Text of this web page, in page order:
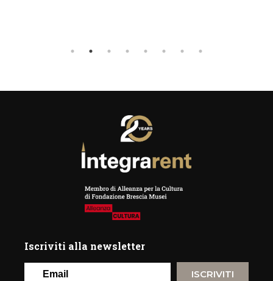
Iscriviti alla newsletter
ISCRIVITI